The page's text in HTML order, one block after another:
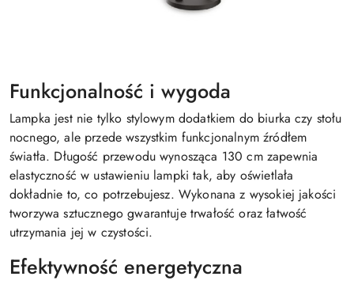
Funkcjonalność i wygoda
Lampka jest nie tylko stylowym dodatkiem do biurka czy stołu
nocnego, ale przede wszystkim funkcjonalnym źródłem
światła. Długość przewodu wynosząca 130 cm zapewnia
elastyczność w ustawieniu lampki tak, aby oświetlała
dokładnie to, co potrzebujesz. Wykonana z wysokiej jakości
tworzywa sztucznego gwarantuje trwałość oraz łatwość
utrzymania jej w czystości.
Efektywność energetyczna